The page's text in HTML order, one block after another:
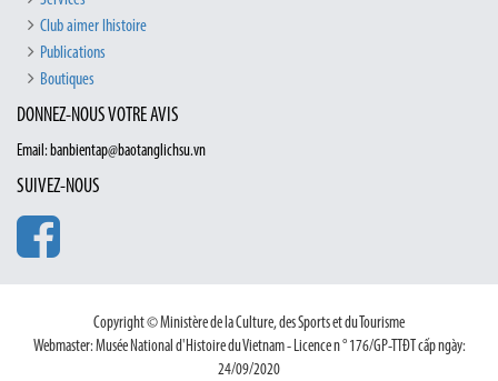
Club aimer lhistoire
Publications
Boutiques
DONNEZ-NOUS VOTRE AVIS
Email: banbientap@baotanglichsu.vn
SUIVEZ-NOUS
Copyright © Ministère de la Culture, des Sports et du Tourisme
Webmaster: Musée National d'Histoire du Vietnam - Licence n ° 176/GP-TTĐT cấp ngày:
24/09/2020